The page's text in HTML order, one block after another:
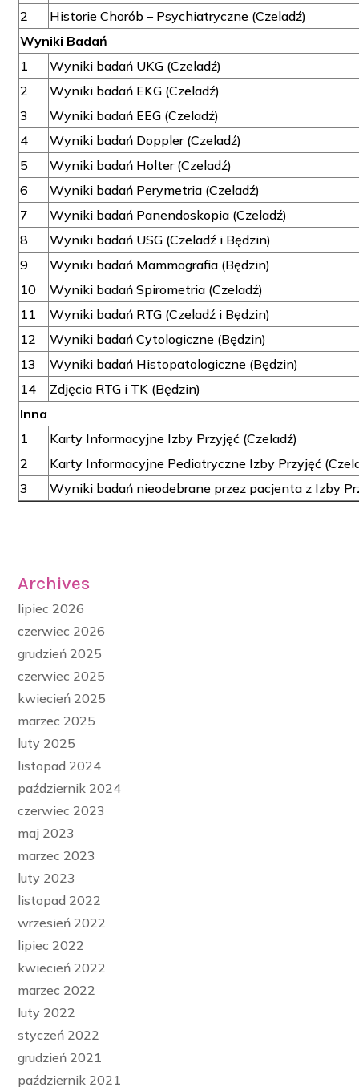
2
Historie Chorób – Psychiatryczne (Czeladź)
Wyniki Badań
1
Wyniki badań UKG (Czeladź)
2
Wyniki badań EKG (Czeladź)
3
Wyniki badań EEG (Czeladź)
4
Wyniki badań Doppler (Czeladź)
5
Wyniki badań Holter (Czeladź)
6
Wyniki badań Perymetria (Czeladź)
7
Wyniki badań Panendoskopia (Czeladź)
8
Wyniki badań USG (Czeladź i Będzin)
9
Wyniki badań Mammografia (Będzin)
10
Wyniki badań Spirometria (Czeladź)
11
Wyniki badań RTG (Czeladź i Będzin)
12
Wyniki badań Cytologiczne (Będzin)
13
Wyniki badań Histopatologiczne (Będzin)
14
Zdjęcia RTG i TK (Będzin)
Inna
1
Karty Informacyjne Izby Przyjęć (Czeladź)
2
Karty Informacyjne Pediatryczne Izby Przyjęć
3
Wyniki badań nieodebrane przez pacjenta z Izby
Archives
lipiec 2026
czerwiec 2026
grudzień 2025
czerwiec 2025
kwiecień 2025
marzec 2025
luty 2025
listopad 2024
październik 2024
czerwiec 2023
maj 2023
marzec 2023
luty 2023
listopad 2022
wrzesień 2022
lipiec 2022
kwiecień 2022
marzec 2022
luty 2022
styczeń 2022
grudzień 2021
październik 2021